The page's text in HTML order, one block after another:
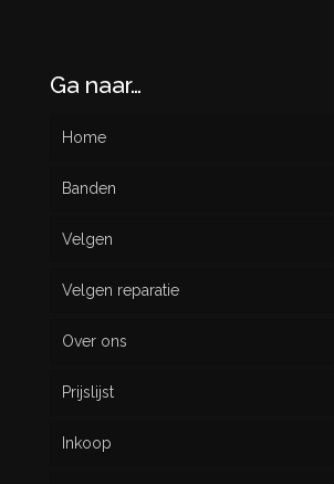
Ga naar…
Home
Banden
Nieuw
Gebruikt
Velgen
Velgen reparatie
Over ons
Prijslijst
Inkoop